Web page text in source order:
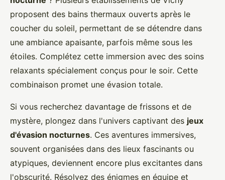
proposent des bains thermaux ouverts après le
coucher du soleil, permettant de se détendre dans
une ambiance apaisante, parfois même sous les
étoiles. Complétez cette immersion avec des soins
relaxants spécialement conçus pour le soir. Cette
combinaison promet une évasion totale.
Si vous recherchez davantage de frissons et de
mystère, plongez dans l'univers captivant des jeux
d'évasion nocturnes. Ces aventures immersives,
souvent organisées dans des lieux fascinants ou
atypiques, deviennent encore plus excitantes dans
l'obscurité. Résolvez des énigmes en équipe et